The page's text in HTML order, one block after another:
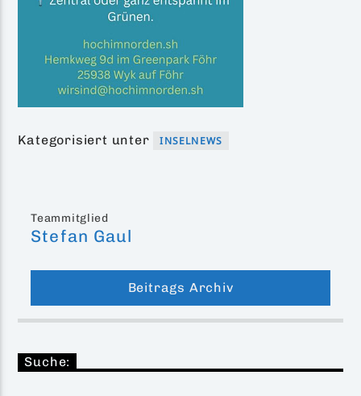
Kategorisiert unter INSELNEWS
Teammitglied
Stefan Gaul
Beitrags Archiv
Suche: